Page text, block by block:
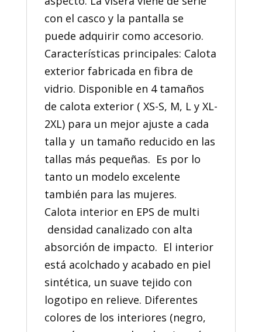
con el casco y la pantalla se
puede adquirir como accesorio.
Características principales: Calota
exterior fabricada en fibra de
vidrio. Disponible en 4 tamaños
de calota exterior ( XS-S, M, L y XL-
2XL) para un mejor ajuste a cada
talla y un tamaño reducido en las
tallas más pequeñas. Es por lo
tanto un modelo excelente
también para las mujeres.
Calota interior en EPS de multi
densidad canalizado con alta
absorción de impacto. El interior
está acolchado y acabado en piel
sintética, un suave tejido con
logotipo en relieve. Diferentes
colores de los interiores (negro,